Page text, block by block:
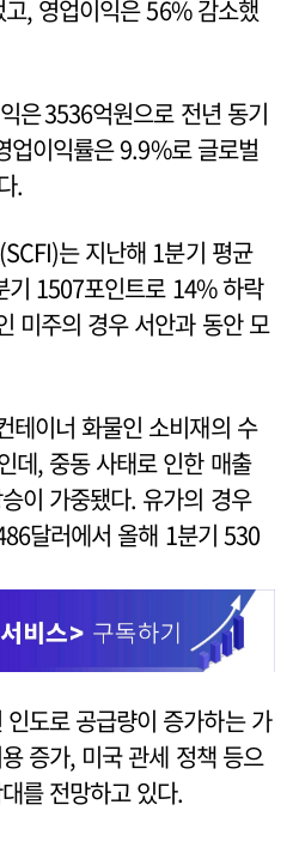
, 영업이익은 56% 감소했
은 3536억원으로 전년 동기
업이익률은 9.9%로 글로벌
.
는 지난해 1분기 평균
기 1507포인트로 14% 하락
미주의 경우 서안과 동안 모
테이너 화물인 소비재의 수
데, 중동 사태로 인한 매출
이 가중됐다. 유가의 경우
달러에서 올해 1분기 530
도로 공급량이 증가하는 가
증가, 미국 관세 정책 등으
를 전망하고 있다.